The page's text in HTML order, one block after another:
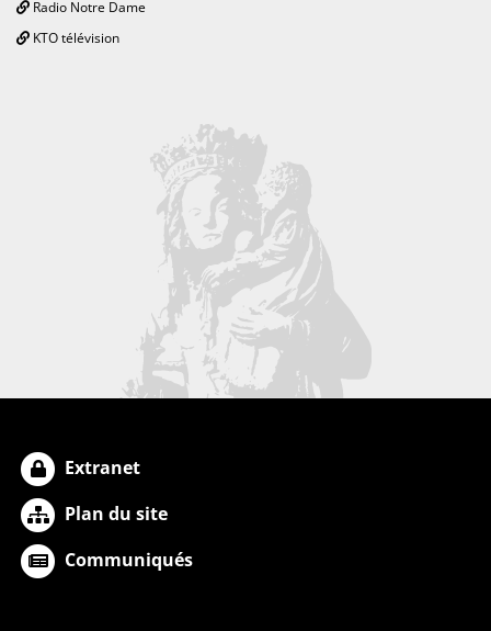
Radio Notre Dame
KTO télévision
Extranet
Plan du site
Communiqués